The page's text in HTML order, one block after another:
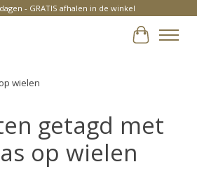
- GRATIS afhalen in de winkel
wielen
getagd met
op wielen